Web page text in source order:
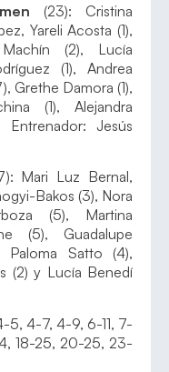
(23): Cristina
Yareli Acosta (1),
(2), Lucía
(1), Andrea
Grethe Damora (1),
(1), Alejandra
Jesús
Mari Luz Bernal,
Bakos (3), Nora
(5), Martina
(5), Guadalupe
Paloma Satto (4),
(2) y Lucía Benedí
5, 4-7, 4-9, 6-11, 7-
18-25, 20-25, 23-